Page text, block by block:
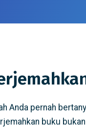
Anda pernah
buku